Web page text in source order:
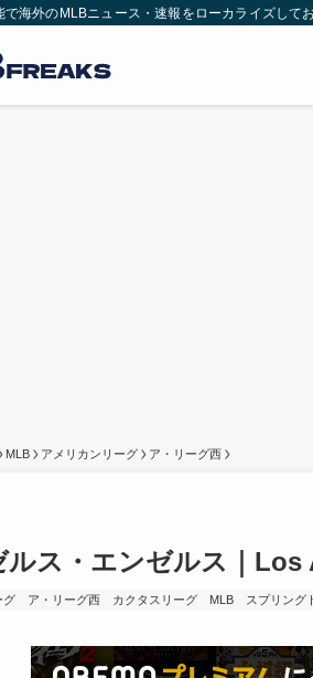
で海外のMLBニュース・速報をローカライズして
MLB アメリカンリーグ ア・リーグ西
ルス・エンゼルス｜
グ ア・リーグ西 カクタスリーグ MLB スプリング